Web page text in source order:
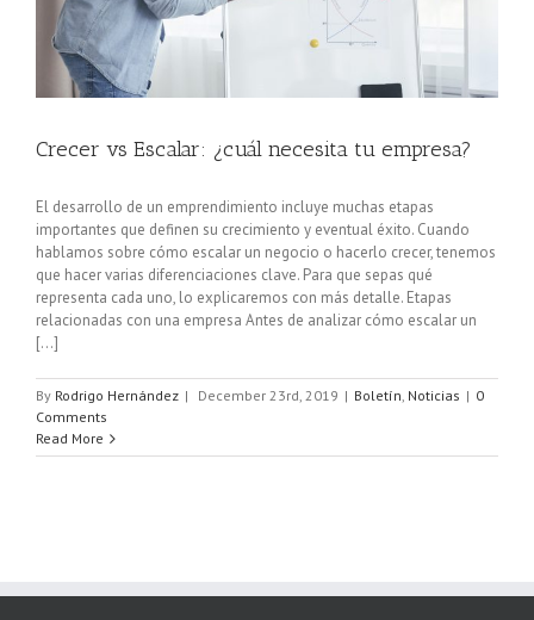
Crecer vs Escalar: ¿cuál necesita tu empresa?
El desarrollo de un emprendimiento incluye muchas etapas
importantes que definen su crecimiento y eventual éxito. Cuando
hablamos sobre cómo escalar un negocio o hacerlo crecer, tenemos
que hacer varias diferenciaciones clave. Para que sepas qué
representa cada uno, lo explicaremos con más detalle. Etapas
relacionadas con una empresa Antes de analizar cómo escalar un
[...]
By Rodrigo Hernández | December 23rd, 2019 | Boletín, Noticias | 0
Comments
Read More